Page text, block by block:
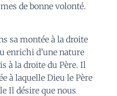
de bonne volonté.
sa montée à la droite
enrichi d’une nature
à la droite du Père. Il
à laquelle Dieu le Père
Il désire que nous